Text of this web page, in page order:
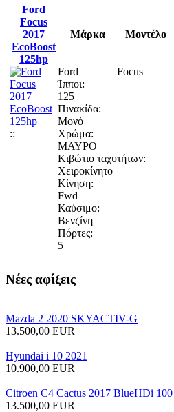
Ford
Focus
2017
EcoBoost
125hp
Μάρκα Μοντέλο
::
Ford Focus
Ίπποι:
125
Πινακίδα:
Μονό
Χρώμα:
ΜΑΥΡΟ
Κιβώτιο ταχυτήτων:
Χειροκίνητο
Κίνηση:
Fwd
Καύσιμο:
Βενζίνη
Πόρτες:
5
Νέες αφίξεις
Mazda 2 2020 SKYACTIV-G
13.500,00 EUR
Hyundai i 10 2021
10.900,00 EUR
Citroen C4 Cactus 2017 BlueHDi 100
13.500,00 EUR